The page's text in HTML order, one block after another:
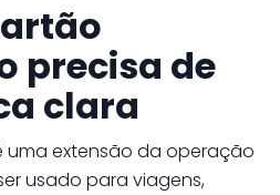
precisa de
clara
extensão da operação
usado para viagens,